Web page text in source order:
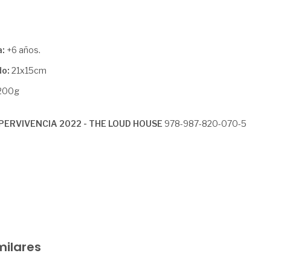
+6 años.
21x15cm
2022 - THE LOUD HOUSE 978-987-820-070-5